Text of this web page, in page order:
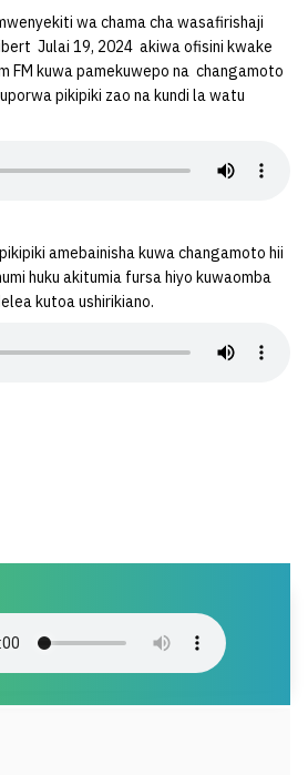
wa chama cha wasafirishaji
Julai 19, 2024 akiwa ofisini kwake
FM kuwa pamekuwepo na changamoto
pikipiki zao na kundi la watu
amebainisha kuwa changamoto hii
huku akitumia fursa hiyo kuwaomba
kutoa ushirikiano.